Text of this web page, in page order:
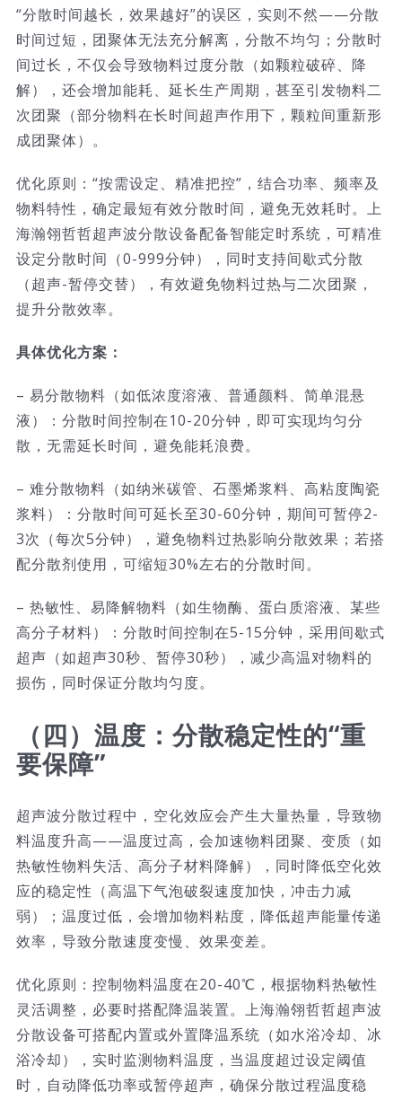
“分散时间越长，效果越好”的误区，实则不然——分散
时间过短，团聚体无法充分解离，分散不均匀；分散时
间过长，不仅会导致物料过度分散（如颗粒破碎、降
解），还会增加能耗、延长生产周期，甚至引发物料二
次团聚（部分物料在长时间超声作用下，颗粒间重新形
成团聚体）。
优化原则：“按需设定、精准把控”，结合功率、频率及
物料特性，确定最短有效分散时间，避免无效耗时。上
海瀚翎哲哲超声波分散设备配备智能定时系统，可精准
设定分散时间（0-999分钟），同时支持间歇式分散
（超声-暂停交替），有效避免物料过热与二次团聚，
提升分散效率。
具体优化方案：
– 易分散物料（如低浓度溶液、普通颜料、简单混悬
液）：分散时间控制在10-20分钟，即可实现均匀分
散，无需延长时间，避免能耗浪费。
– 难分散物料（如纳米碳管、石墨烯浆料、高粘度陶瓷
浆料）：分散时间可延长至30-60分钟，期间可暂停2-
3次（每次5分钟），避免物料过热影响分散效果；若搭
配分散剂使用，可缩短30%左右的分散时间。
– 热敏性、易降解物料（如生物酶、蛋白质溶液、某些
高分子材料）：分散时间控制在5-15分钟，采用间歇式
超声（如超声30秒、暂停30秒），减少高温对物料的
损伤，同时保证分散均匀度。
（四）温度：分散稳定性的“重
要保障”
超声波分散过程中，空化效应会产生大量热量，导致物
料温度升高——温度过高，会加速物料团聚、变质（如
热敏性物料失活、高分子材料降解），同时降低空化效
应的稳定性（高温下气泡破裂速度加快，冲击力减
弱）；温度过低，会增加物料粘度，降低超声能量传递
效率，导致分散速度变慢、效果变差。
优化原则：控制物料温度在20-40℃，根据物料热敏性
灵活调整，必要时搭配降温装置。上海瀚翎哲哲超声波
分散设备可搭配内置或外置降温系统（如水浴冷却、冰
浴冷却），实时监测物料温度，当温度超过设定阈值
时，自动降低功率或暂停超声，确保分散过程温度稳